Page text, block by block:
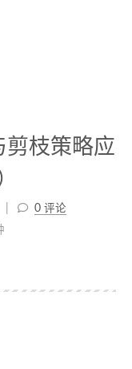
枝策略应
0 评论